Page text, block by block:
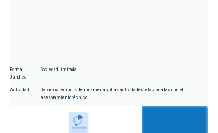
Forma
Jurídica
Sociedad limitada
Actividad
Servicios técnicos de ingeniería y otras actividades relacionadas con el
asesoramiento técnico